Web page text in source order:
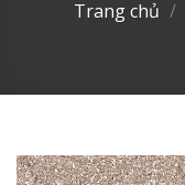
Trang chủ /